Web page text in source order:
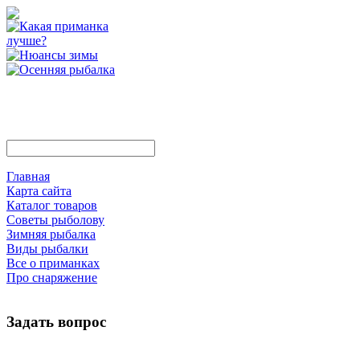
Главная
Карта сайта
Каталог товаров
Советы рыболову
Зимняя рыбалка
Виды рыбалки
Все о приманках
Про снаряжение
Задать вопрос